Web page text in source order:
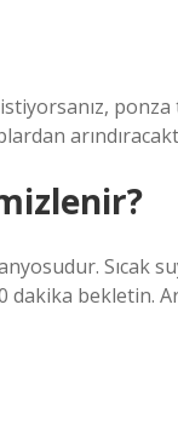
Sıcak
dakika